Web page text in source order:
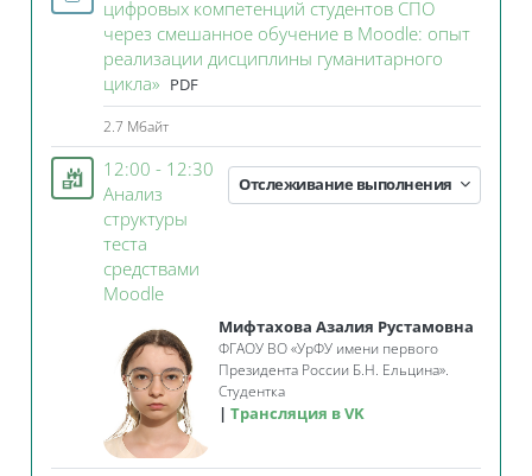
цифровых компетенций студентов СПО
через смешанное обучение в Moodle: опыт
реализации дисциплины гуманитарного
цикла» Файл
PDF
2.7 Мбайт
12:00 - 12:30
Анализ
структуры
теста
средствами
MoodleЗанятие 3KL
Отслеживание выполнения
Мифтахова Азалия Рустамовна
ФГАОУ ВО «УрФУ имени первого
Президента России Б.Н. Ельцина».
Студентка
Трансляция в VK